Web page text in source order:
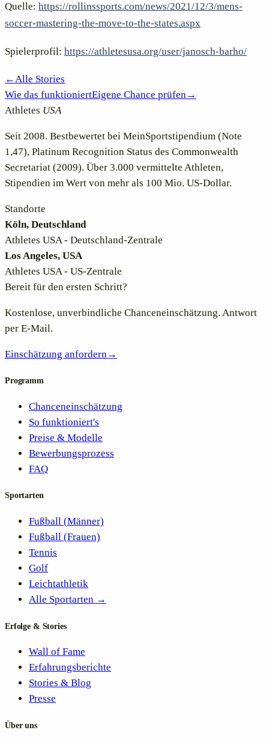
Quelle: https://rollinssports.com/news/2021/12/3/mens-
soccer-mastering-the-move-to-the-states.aspx
Spielerprofil: https://athletesusa.org/user/janosch-barho/
← Alle Stories
Wie das funktioniertEigene Chance prüfen →
Athletes USA
Seit 2008. Bestbewertet bei MeinSportstipendium (Note
1,47), Platinum Recognition Status des Commonwealth
Secretariat (2009). Über 3.000 vermittelte Athleten,
Stipendien im Wert von mehr als 100 Mio. US-Dollar.
Standorte
Köln, Deutschland
Athletes USA - Deutschland-Zentrale
Los Angeles, USA
Athletes USA - US-Zentrale
Bereit für den ersten Schritt?
Kostenlose, unverbindliche Chanceneinschätzung. Antwort
per E-Mail.
Einschätzung anfordern →
Programm
Chanceneinschätzung
So funktioniert's
Preise & Modelle
Bewerbungsprozess
FAQ
Sportarten
Fußball (Männer)
Fußball (Frauen)
Tennis
Golf
Leichtathletik
Alle Sportarten →
Erfolge & Stories
Wall of Fame
Erfahrungsberichte
Stories & Blog
Presse
Über uns